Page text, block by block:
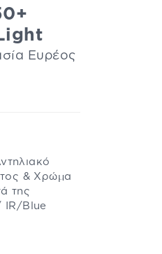
Ευρέος
& Χρώμα
της
IR/Blue